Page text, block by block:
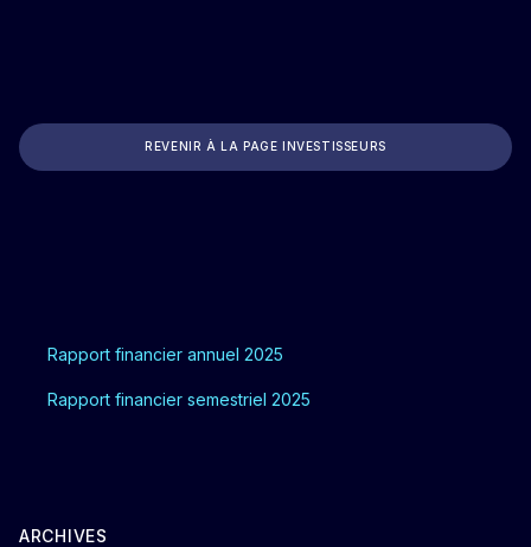
REVENIR À LA PAGE INVESTISSEURS
Rapport financier annuel 2025
Rapport financier semestriel 2025
ARCHIVES